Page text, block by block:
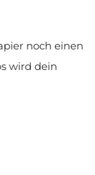
noch einen
wird dein